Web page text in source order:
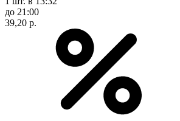
до 21:00
39,20 р.